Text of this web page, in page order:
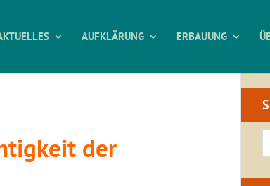
AUFKLÄRUNG ERBAUUNG
der